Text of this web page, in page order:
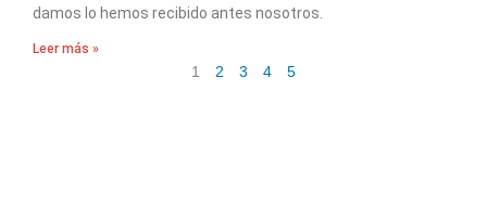
damos lo hemos recibido antes nosotros.
Leer más »
1 2 3 4 5